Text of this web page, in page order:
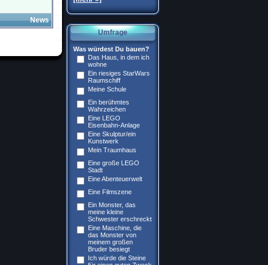
News
Umfrage
Was würdest Du bauen?
Das Haus, in dem ich
wohne
Ein riesiges StarWars
Raumschiff
Meine Schule
Ein berühmtes
Wahrzeichen
Eine LEGO
Eisenbahn-Anlage
Eine Skulptur/ein
Kunstwerk
Mein Traumhaus
Eine große LEGO
Stadt
Eine Abenteuerwelt
Eine Filmszene
Ein Monster, das
meine kleine
Schwester erschreckt
Eine Maschine, die
das Monster von
meinem großen
Bruder besiegt
Ich würde die Steine